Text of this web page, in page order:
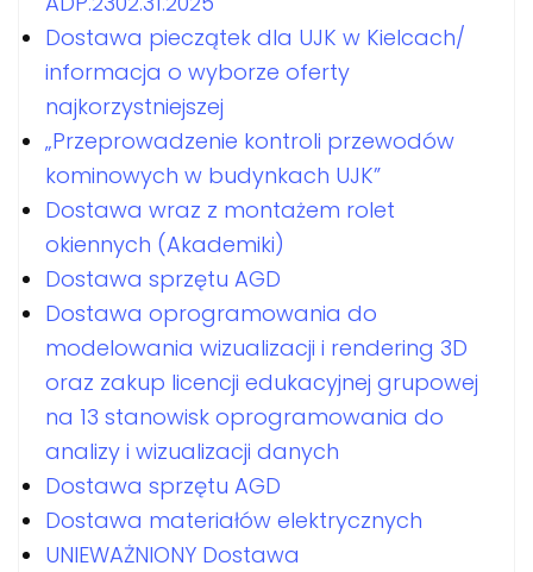
Dostawa pieczątek dla UJK w Kielcach/
informacja o wyborze oferty
najkorzystniejszej
„Przeprowadzenie kontroli przewodów
kominowych w budynkach UJK”
Dostawa wraz z montażem rolet
okiennych (Akademiki)
Dostawa sprzętu AGD
Dostawa oprogramowania do
modelowania wizualizacji i rendering 3D
oraz zakup licencji edukacyjnej grupowej
na 13 stanowisk oprogramowania do
analizy i wizualizacji danych
Dostawa sprzętu AGD
Dostawa materiałów elektrycznych
UNIEWAŻNIONY Dostawa